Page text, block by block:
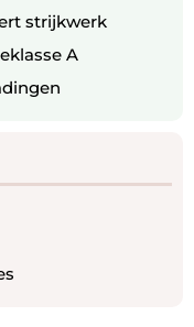
strijkwerk
A